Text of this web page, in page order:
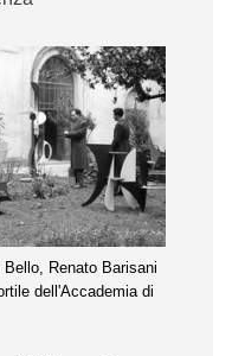
Renato Barisani
dell'Accademia di